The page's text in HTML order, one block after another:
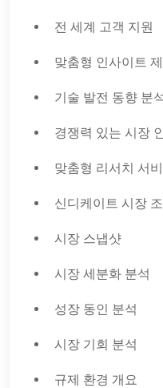
전 세계 고객 지원
맞춤형 인사이트
기술 발전 동향 분
경쟁력 있는 시장
맞춤형 리서치 서
신디케이트 시장
시장 스냅샷
시장 세분화 분석
성장 동인 분석
시장 기회 분석
규제 환경 개요